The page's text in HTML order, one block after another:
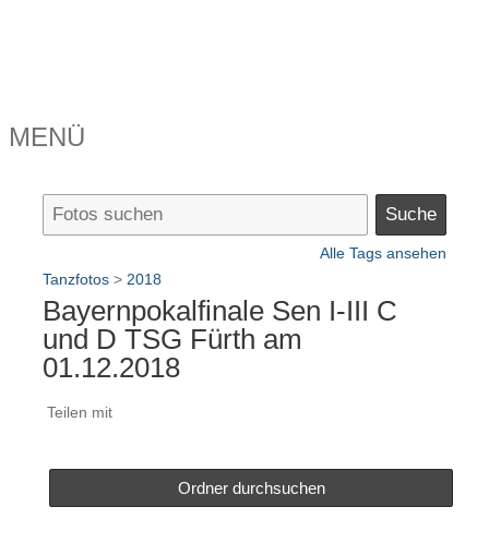
MENÜ
Alle Tags ansehen
Tanzfotos > 2018
Bayernpokalfinale Sen I-III C
und D TSG Fürth am
01.12.2018
Teilen mit
Ordner durchsuchen